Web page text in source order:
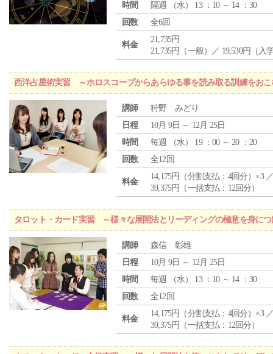
時間
隔週 （水） 13 ：10 ～ 14 ：30
回数
全6回
料金
21,735円
21,735円（一般）／ 19,530円（入
西洋占星術実習 ～ホロスコープからあらゆる事を読み取る訓練をおこ
講師
狩野 みどり
日程
10月 9日 ～ 12月 25日
時間
毎週 （水） 19 ：00 ～ 20 ：20
回数
全12回
料金
14,175円（分割支払：4回分）×3
39,375円（一括支払：12回分）
タロット・カード実習 ～様々な展開法とリーディングの極意を身につ
講師
森信 彰雄
日程
10月 9日 ～ 12月 25日
時間
毎週 （水） 13 ：10 ～ 14 ：30
回数
全12回
料金
14,175円（分割支払：4回分）×3
39,375円（一括支払：12回分）